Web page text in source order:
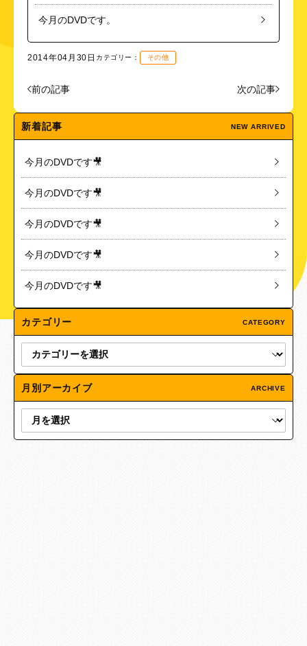
今月のDVDです。
2014年04月30日 カテゴリー： その他
前の記事 次の記事
新着記事 NEW ARRIVED
今月のDVDです🎥
今月のDVDです🎥
今月のDVDです🎥
今月のDVDです🎥
今月のDVDです🎥
カテゴリー CATEGORY
月別アーカイブ ARCHIVE